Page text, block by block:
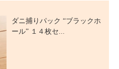
ダニ捕りパック “ブラックホ
ール” １４枚セ...